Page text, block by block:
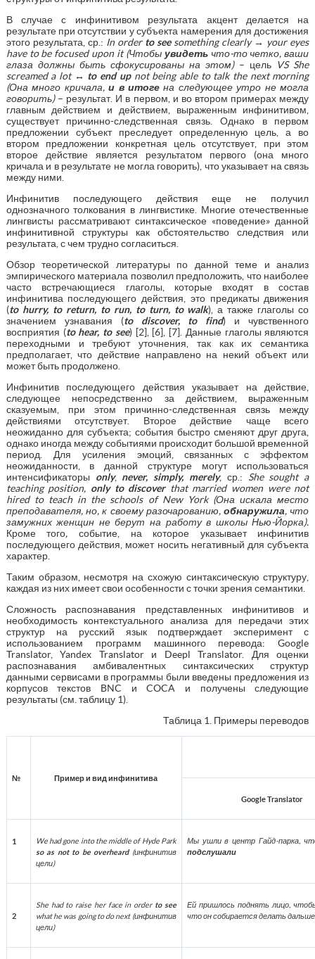
В случае c инфинитивом результата акцент делается на
результате при отсутствии у субъекта намерения для достижения
этого результата, ср.: In order to seesomething clearly → your eyes
have to be focused upon it (Чтобы увидетьчто-то четко, ваши
глаза должны быть сфокусированы на этом) – цель VSShe
screamed a lot ↔ to end upnot being able to talk the next morning
(Она много кричала,и в итоге на следующее утро не могла
говорить) – результат. И в первом, и во втором примерах между
главным действием и действием, выраженным инфинитивом,
существует причинно-следственная связь. Однако в первом
предложении субъект преследует определенную цель, а во
втором предложении конкретная цель отсутствует, при этом
второе действие является результатом первого (она много
кричала и в результате не могла говорить), что указывает на связь
между ними.
Инфинитив последующего действия еще не получил
однозначного толкования в лингвистике. Многие отечественные
лингвисты рассматривают синтаксическое «поведение» данной
инфинитивной структуры как обстоятельство следствия или
результата, с чем трудно согласиться.
Обзор теоретической литературы по данной теме и анализ
эмпирического материала позволил предположить, что наиболее
часто встречающиеся глаголы, которые входят в состав
инфинитива последующего действия, это предикаты движения
(to hurry, to return, to run, to turn, to walk), а также глаголы со
значением узнавания (to discover, to find) и чувственного
восприятия (to hear, to see) [2], [6], [7]. Данные глаголы являются
переходными и требуют уточнения, так как их семантика
предполагает, что действие направлено на некий объект или
может быть продолжено.
Инфинитив последующего действия указывает на действие,
следующее непосредственно за действием, выраженным
сказуемым, при этом причинно-следственная связь между
действиями отсутствует. Второе действие чаще всего
неожиданно для субъекта; события быстро сменяют друг друга,
однако иногда между событиями происходит большой временной
период. Для усиления эмоций, связанных с эффектом
неожиданности, в данной структуре могут использоваться
интенсификаторы only, never, simply, merely, ср.: She sought a
teaching position, only to discoverthat married women were not
hired to teach in the schools of New York (Она искала место
преподавателя, но, к своему разочарованию, обнаружила, что
замужних женщин не берут на работу в школы Нью-Йорка).
Кроме того, событие, на которое указывает инфинитив
последующего действия, может носить негативный для субъекта
характер.
Таким образом, несмотря на схожую синтаксическую структуру,
каждая из них имеет свои особенности с точки зрения семантики.
Сложность распознавания представленных инфинитивов и
необходимость контекстуального анализа для передачи этих
структур на русский язык подтверждает эксперимент с
использованием программ машинного перевода: Google
Translator, Yandex Translator и Deepl Translator. Для оценки
распознавания амбивалентных синтаксических структур
данными сервисами в программы были введены предложения из
корпусов текстов BNC и COCA и получены следующие
результаты (см. таблицу 1).
Таблица 1. Примеры переводов
№ Пример и вид инфинитива
Google Translator
1
We had gone into the middle of Hyde Park
so as not to be overheard (инфинитив
цели)
Мы ушли в центр Гайд-парка,
подслушали
2
She had to raise her face in order to see
what he was going to do next (инфинитив
цели)
Ей пришлось поднять лицо,
что он собирается делать дальше